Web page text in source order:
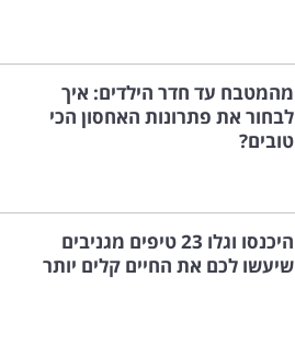
מהמטבח עד חדר הילדים: איך
לבחור את פתרונות האחסון הכי
טובים?
היכנסו וגלו 23 טיפים מגניבים
שיעשו לכם את החיים קלים יותר